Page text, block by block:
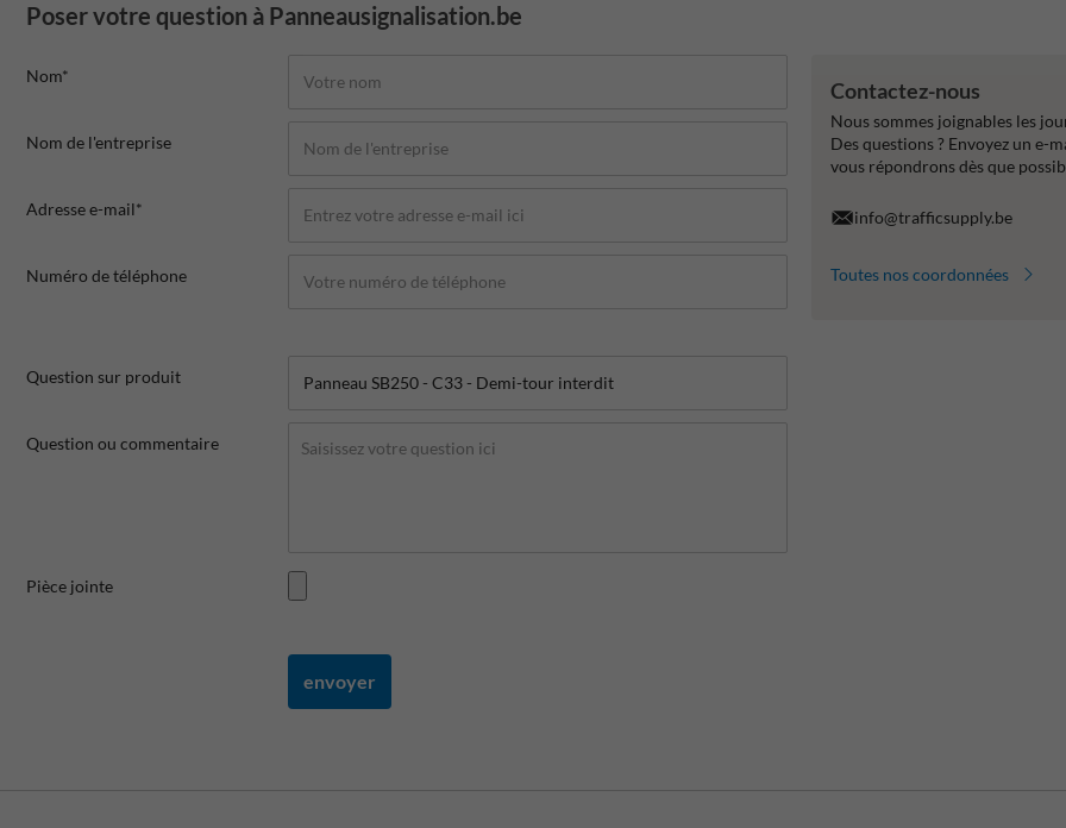
Poser votre question à Panneausignalisation.be
Nom*
Nom de l'entreprise
Adresse e-mail*
Numéro de téléphone
Question sur produit
Question ou commentaire
Pièce jointe
envoyer
Contactez-nous
Nous sommes joignables les
Des questions ? Envoyez un e-
vous répondrons dès que
info@trafficsupply.be
Toutes nos coordonnées